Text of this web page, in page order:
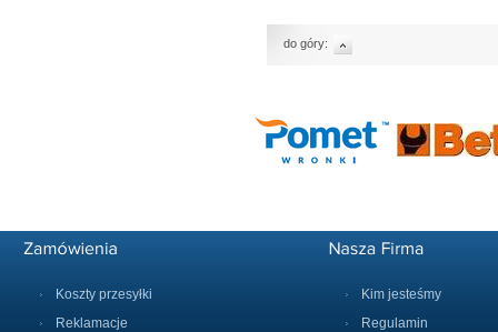
do góry:
Koszty przesyłki
Reklamacje
Kim jesteśmy
Regulamin